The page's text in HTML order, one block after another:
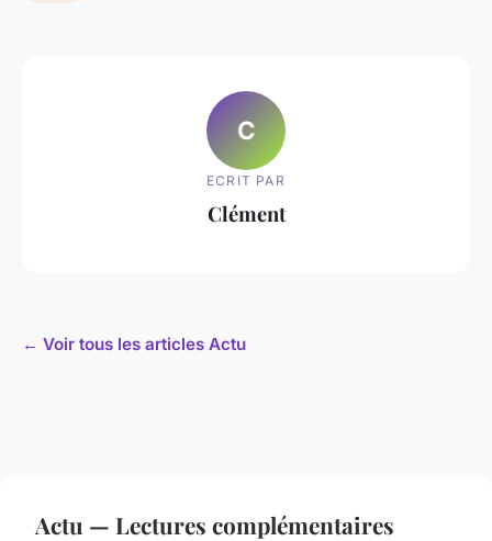
C
ECRIT PAR
Clément
← Voir tous les articles Actu
Actu — Lectures complémentaires